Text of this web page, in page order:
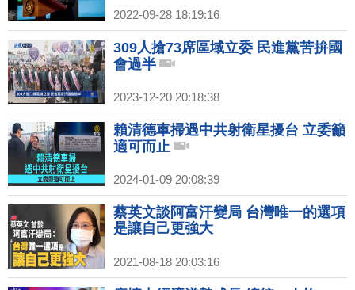
2022-09-28 18:19:16
309人搶73席區域立委 民進黨苦拚國
會過半
2023-12-20 20:18:38
賴清德車掃遇中共射衛星擾台 立委籲
適可而止
2024-01-09 20:08:39
蔡英文談阿富汗變局 台灣唯一的選項
是讓自己更強大
2021-08-18 20:03:16